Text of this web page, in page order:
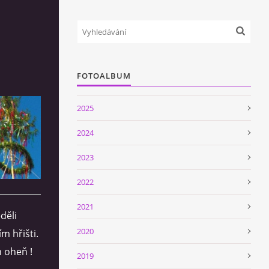
hřišti.
oheň !
FOTOALBUM
2025
2024
2023
2022
2021
2020
2019